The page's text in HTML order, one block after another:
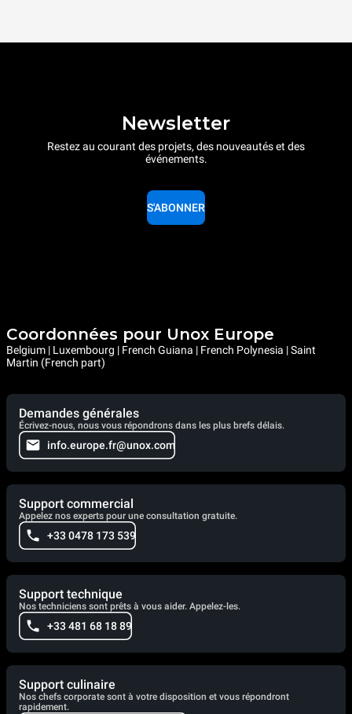
Newsletter
Restez au courant des projets, des nouveautés et des
événements.
S'ABONNER
Coordonnées pour Unox Europe
Belgium | Luxembourg | French Guiana | French Polynesia | Saint
Martin (French part)
Demandes générales
Écrivez-nous, nous vous répondrons dans les plus brefs délais.
info.europe.fr@unox.com
Support commercial
Appelez nos experts pour une consultation gratuite.
+33 0478 173 539
Support technique
Nos techniciens sont prêts à vous aider. Appelez-les.
+33 481 68 18 89
Support culinaire
Nos chefs corporate sont à votre disposition et vous répondront
rapidement.